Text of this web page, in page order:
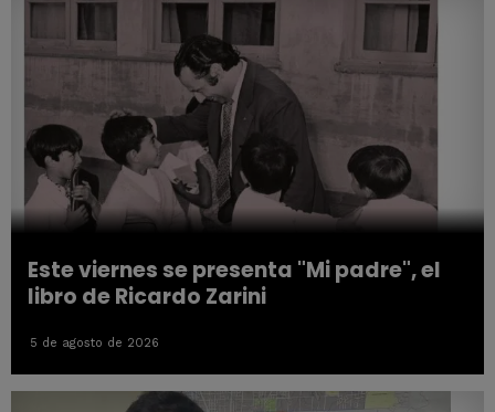
Este viernes se presenta "Mi padre", el
libro de Ricardo Zarini
5 de agosto de 2026